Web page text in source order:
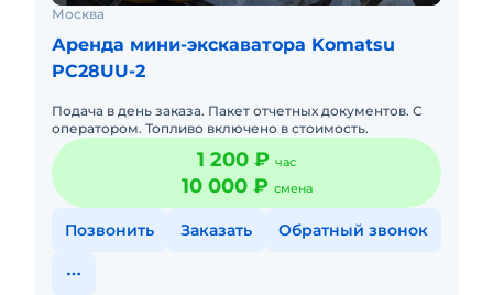
Москва
Аренда мини-экскаватора Komatsu
PC28UU-2
Подача в день заказа. Пакет отчетных документов. С
оператором. Топливо включено в стоимость.
1 200 ₽ час
10 000 ₽ смена
Позвонить Заказать Обратный звонок